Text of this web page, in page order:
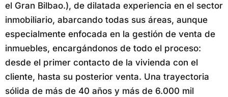
el Gran Bilbao.), de dilatada experiencia en el sector
inmobiliario, abarcando todas sus áreas, aunque
especialmente enfocada en la gestión de venta de
inmuebles, encargándonos de todo el proceso:
desde el primer contacto de la vivienda con el
cliente, hasta su posterior venta. Una trayectoria
sólida de más de 40 años y más de 6.000 mil